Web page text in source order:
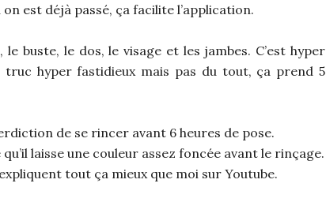
est déjà passé, ça facilite l’application.
buste, le dos, le visage et les jambes. C’est hyper
hyper fastidieux mais pas du tout, ça prend 5
de se rincer avant 6 heures de pose.
laisse une couleur assez foncée avant le rinçage.
tout ça mieux que moi sur Youtube.